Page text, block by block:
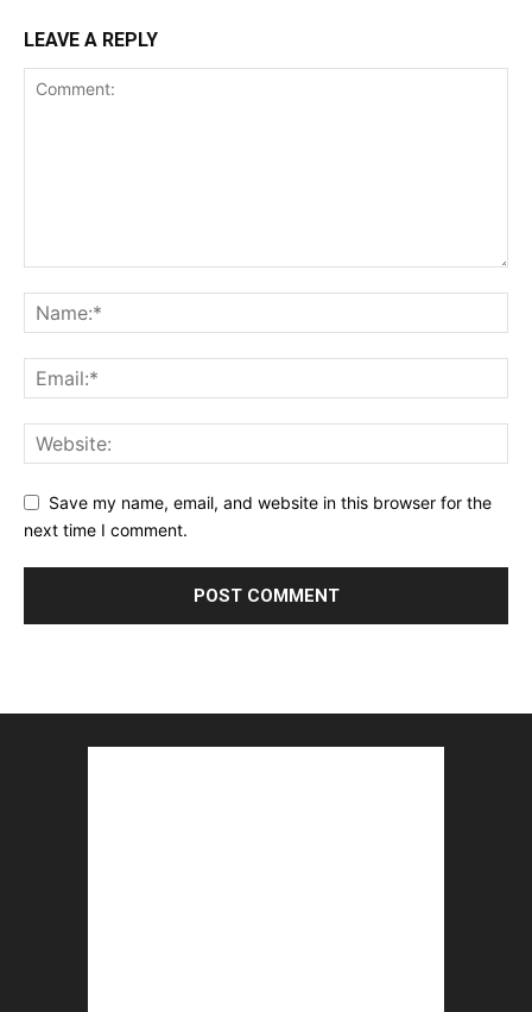
LEAVE A REPLY
Save my name, email, and website in this browser for the
next time I comment.